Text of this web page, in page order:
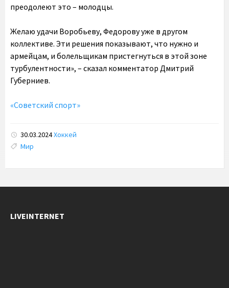
преодолеют это – молодцы.
Желаю удачи Воробьеву, Федорову уже в другом
коллективе. Эти решения показывают, что нужно и
армейцам, и болельщикам пристегнуться в этой зоне
турбулентности», – сказал комментатор Дмитрий
Губерниев.
«Советский спорт»
30.03.2024Хоккей
Tags:
Мир
LIVEINTERNET